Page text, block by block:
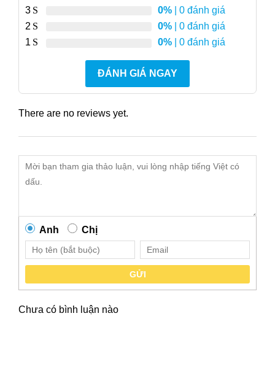
3 0% | 0 đánh giá
2
0% | 0 đánh giá
1
0% | 0 đánh giá
ĐÁNH GIÁ NGAY
There are no reviews yet.
Anh Chị
GỬI
Chưa có bình luận nào